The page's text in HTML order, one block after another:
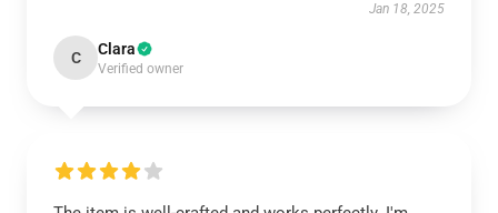
Jan 18, 2025
C Clara
Verified owner